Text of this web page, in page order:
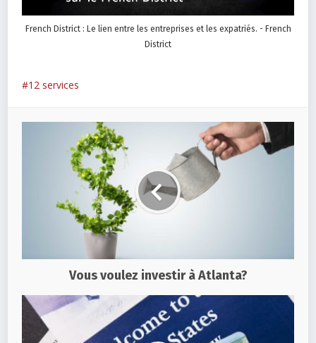
French District : Le lien entre les entreprises et les expatriés. - French
District
12 services
Vous voulez investir à Atlanta?